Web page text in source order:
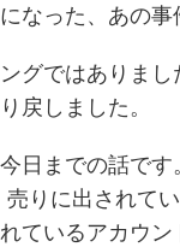
なった、あの事
グではありまし
戻しました。
日までの話で
りに出されて
ているアカウ